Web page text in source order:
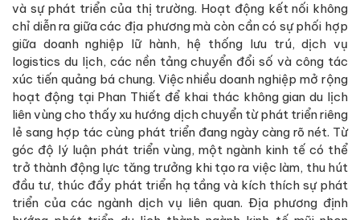
và sự phát triển của thị trường. Hoạt động kết nối không
chỉ diễn ra giữa các địa phương mà còn cần có sự phối hợp
giữa doanh nghiệp lữ hành, hệ thống lưu trú, dịch vụ
logistics du lịch, các nền tảng chuyển đổi số và công tác
xúc tiến quảng bá chung. Việc nhiều doanh nghiệp mở rộng
hoạt động tại Phan Thiết để khai thác không gian du lịch
liên vùng cho thấy xu hướng dịch chuyển từ phát triển riêng
lẻ sang hợp tác cùng phát triển đang ngày càng rõ nét. Từ
góc độ lý luận phát triển vùng, một ngành kinh tế có thể
trở thành động lực tăng trưởng khi tạo ra việc làm, thu hút
đầu tư, thúc đẩy phát triển hạ tầng và kích thích sự phát
triển của các ngành dịch vụ liên quan. Địa phương định